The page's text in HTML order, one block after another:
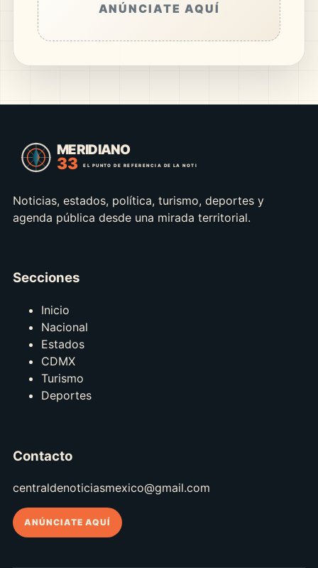
ANÚNCIATE AQUÍ
Noticias, estados, política, turismo, deportes y
agenda pública desde una mirada territorial.
Secciones
Inicio
Nacional
Estados
CDMX
Turismo
Deportes
Contacto
centraldenoticiasmexico@gmail.com
ANÚNCIATE AQUÍ